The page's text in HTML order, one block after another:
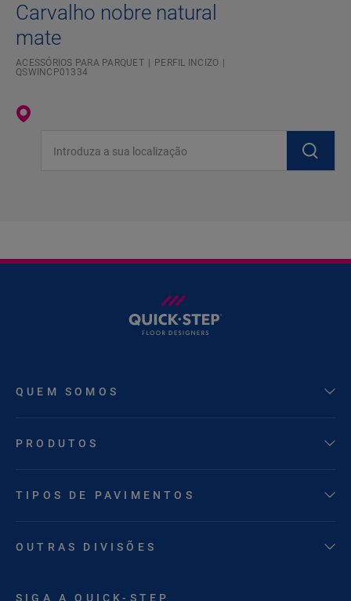
Carvalho nobre natural
mate
ACESSÓRIOS PARA PARQUET
PERFIL INCIZO
QSWINCP01334
QUEM SOMOS
PRODUTOS
TIPOS DE PAVIMENTOS
OUTRAS DIVISÕES
SIGA A QUICK-STEP